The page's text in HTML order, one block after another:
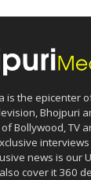
is the epicenter
Bhojpuri
Bollywood, TV
news is our
cover it 360